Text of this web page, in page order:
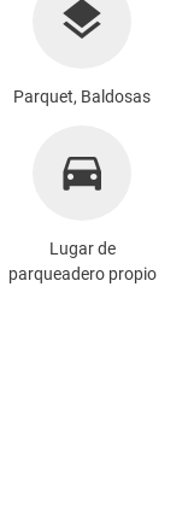
Parquet, Baldosas
Lugar de
parqueadero propio